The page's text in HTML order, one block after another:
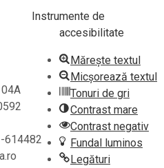
614482
Instrumente de
accesibilitate
Mărește textul
Micșorează textul
Tonuri de gri
Contrast mare
Contrast negativ
Fundal luminos
Legături